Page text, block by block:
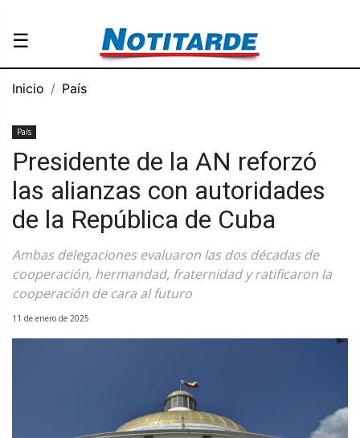
☰
Inicio País
País
Presidente de la AN reforzó
las alianzas con autoridades
de la República de Cuba
Ambas delegaciones evaluaron las dos décadas de
cooperación, hermandad, fraternidad y ratificaron la
cooperación de cara al futuro
11 de enero de 2025